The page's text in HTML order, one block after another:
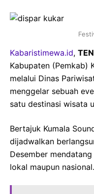
Kabaristimewa.id,
Kabupaten (Pemkab)
melalui Dinas
menggelar sebuah
satu destinasi wisata
Bertajuk Kumala
dijadwalkan
Desember
lokal maupun nasional.